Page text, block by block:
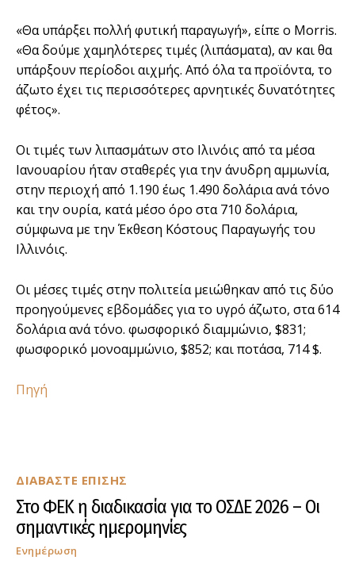
ΔΙΑΒΑΣΤΕ ΕΠΙΣΗΣ
Στο ΦΕΚ η διαδικασία για το ΟΣΔΕ 2026 – Οι
σημαντικές ημερομηνίες
Ενημέρωση
«Θα υπάρξει πολλή φυτική παραγωγή», είπε ο Morris.
«Θα δούμε χαμηλότερες τιμές (λιπάσματα), αν και θα
υπάρξουν περίοδοι αιχμής. Από όλα τα προϊόντα, το
άζωτο έχει τις περισσότερες αρνητικές δυνατότητες
φέτος».
Οι τιμές των λιπασμάτων στο Ιλινόις από τα μέσα
Ιανουαρίου ήταν σταθερές για την άνυδρη αμμωνία,
στην περιοχή από 1.190 έως 1.490 δολάρια ανά τόνο
και την ουρία, κατά μέσο όρο στα 710 δολάρια,
σύμφωνα με την Έκθεση Κόστους Παραγωγής του
Ιλλινόις.
Οι μέσες τιμές στην πολιτεία μειώθηκαν από τις δύο
προηγούμενες εβδομάδες για το υγρό άζωτο, στα 614
δολάρια ανά τόνο. φωσφορικό διαμμώνιο, $831;
φωσφορικό μονοαμμώνιο, $852; και ποτάσα, 714 $.
Πηγή